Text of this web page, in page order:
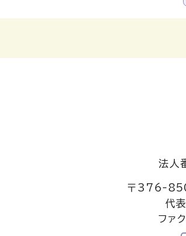
法人
〒376-
代
ファ